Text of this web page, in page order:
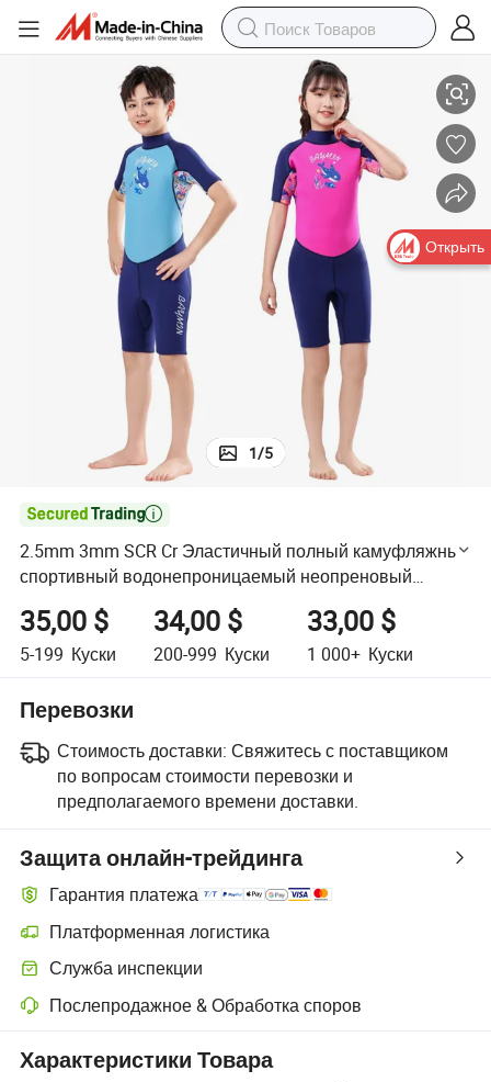
неопреновый костюм для серфинга и
2.5mm 3mm SCR Cr Эластичный полный камуфляжный спортивный
1/5

2.5mm 3mm SCR Cr Эластичный полный камуфляжный
спортивный водонепроницаемый неопреновый
костюм для серфинга и подводного плавания для
подростков, мальчиков и девочек, короткий рукав,
купальный костюм для дайвинга
35,00 $
5-199 Куски
34,00 $
200-999 Куски
33,00 $
1 000+ Куски
Перевозки
Стоимость доставки: Свяжитесь с поставщиком
по вопросам стоимости перевозки и
предполагаемого времени доставки.
Защита онлайн-трейдинга
Гарантия платежа
Платформенная логистика
Более удобное отслеживание отправлений благодаря
Служба инспекции
Дополнительная предпродажная инспекция для проверки
Послепродажное & Обработка споров
Разрешение споров с помощью платформы, включая возврат
Характеристики Товара
Открыть